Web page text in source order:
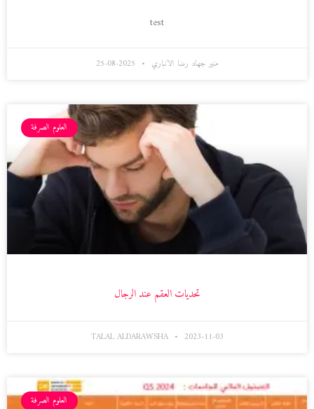
test
منير جهاد رضا الانباري
العلوم الصرفة
تحديات العقم عند الرجال
TALAL ALDARAWSHA 2023-11-03
العلوم الصرفة